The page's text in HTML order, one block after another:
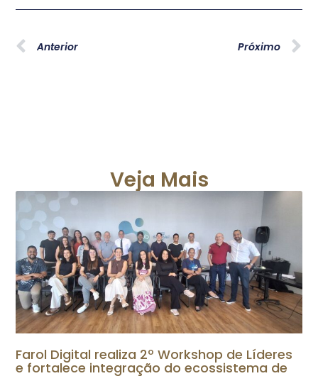
Anterior Próximo
Veja Mais
Farol Digital realiza 2º Workshop de Líderes
e fortalece integração do ecossistema de